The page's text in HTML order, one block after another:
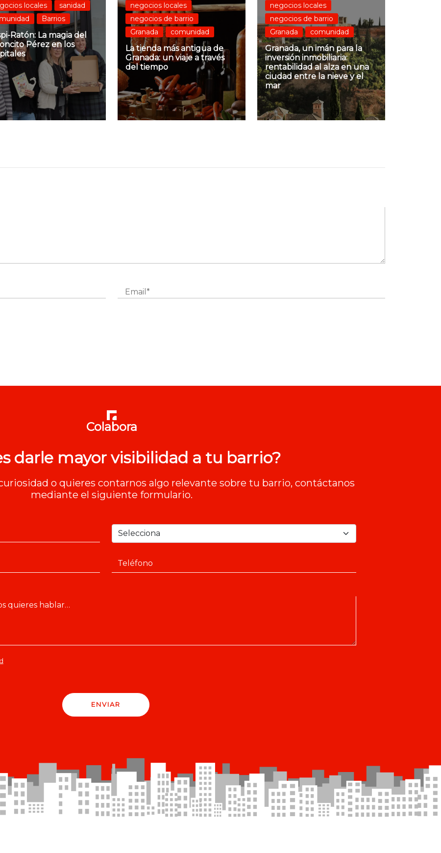
locales
sanidad
Barrios
Ratón: La magia del
Pérez en los
negocios locales
negocios de barrio
Granada
comunidad
La tienda más antigua de
Granada: un viaje a través
del tiempo
negocios locales
negocios de barrio
Granada
comunidad
Granada, un imán para la
inversión inmobiliaria:
rentabilidad al alza en una
ciudad entre la nieve y el
mar
Colabora
darle mayor visibilidad a tu barrio?
o quieres contarnos algo relevante sobre tu barrio, contáctanos
mediante el siguiente formulario.
ENVIAR